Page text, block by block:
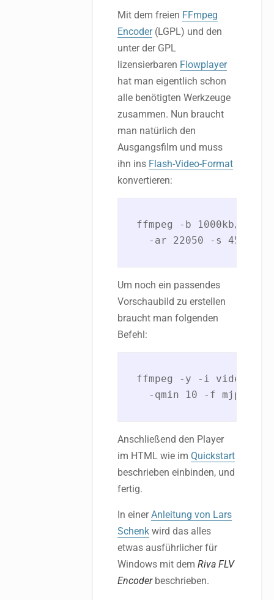
Mit dem freien FFmpeg
Encoder(LGPL) und den
unter der GPL
lizensierbaren Flowplayer
hat man eigentlich schon
alle benötigten Werkzeuge
zusammen. Nun braucht
man natürlich den
Ausgangsfilm und muss
ihn ins Flash-Video-Format
konvertieren:
ffmpeg -b 1000kb/s -
Um noch ein passendes
Vorschaubild zu erstellen
braucht man folgenden
Befehl:
ffmpeg -y -i video.avi
Anschließend den Player
im HTML wie im Quickstart
beschrieben einbinden, und
fertig.
In einerAnleitung von Lars
Schenkwird das alles
etwas ausführlicher für
Windows mit dem Riva FLV
Encoderbeschrieben.